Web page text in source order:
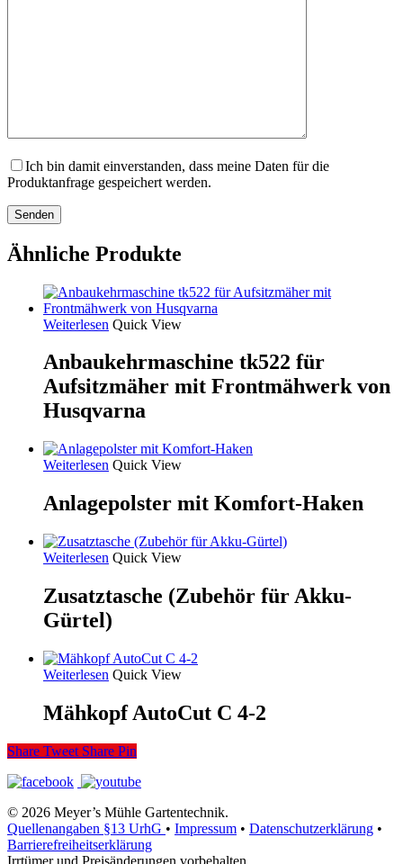
Ich bin damit einverstanden, dass meine Daten für die
Produktanfrage gespeichert werden.
Ähnliche Produkte
Weiterlesen Quick View
Anbaukehrmaschine tk522 für
Aufsitzmäher mit Frontmähwerk von
Husqvarna
Weiterlesen Quick View
Anlagepolster mit Komfort-Haken
Weiterlesen Quick View
Zusatztasche (Zubehör für Akku-
Gürtel)
Weiterlesen Quick View
Mähkopf AutoCut C 4-2
Share Tweet Share Pin
© 2026 Meyer’s Mühle Gartentechnik.
Quellenangaben §13 UrhG • Impressum • Datenschutzerklärung •
Barrierefreiheitserklärung
Irrtümer und Preisänderungen vorbehalten.